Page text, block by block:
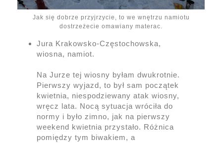
Jak się dobrze przyjrzycie, to we wnętrzu namiotu
dostrzeżecie omawiany materac.
Jura Krakowsko-Częstochowska,
wiosna, namiot.
Na Jurze tej wiosny byłam dwukrotnie.
Pierwszy wyjazd, to był sam początek
kwietnia, niespodziewany atak wiosny,
wręcz lata. Nocą sytuacja wróciła do
normy i było zimno, jak na pierwszy
weekend kwietnia przystało. Różnica
pomiędzy tym biwakiem, a